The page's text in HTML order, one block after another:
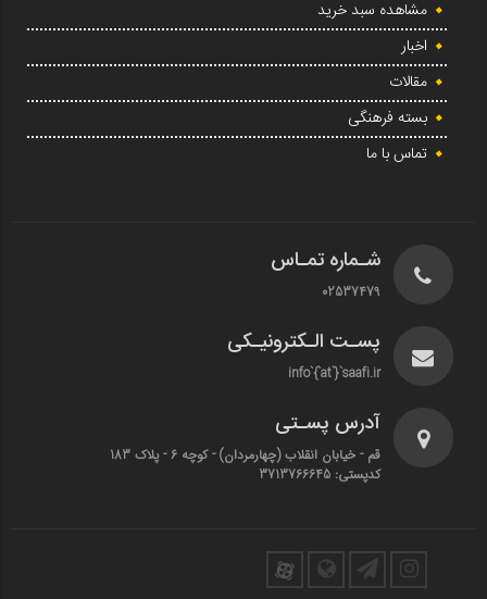
مشاهده سبد خرید
اخبار
مقالات
بسته فرهنگی
تماس با ما
شـماره تمـاس
02537479
پسـت الـکترونیـکی
info`{`at`}`saafi.ir
آدرس پسـتی
قم - خیابان انقلاب (چهارمردان)‌ - کوچه 6 - پلاک 183
کدپستی: 3713766645